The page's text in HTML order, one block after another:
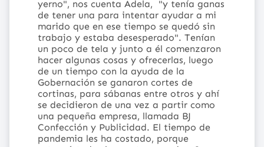
yerno", nos cuenta Adela, "y tenía ganas
de tener una para intentar ayudar a mi
marido que en ese tiempo se quedó sin
trabajo y estaba desesperado". Tenían
un poco de tela y junto a él comenzaron
hacer algunas cosas y ofrecerlas, luego
de un tiempo con la ayuda de la
Gobernación se ganaron cortes de
cortinas, para sábanas entre otros y ahí
se decidieron de una vez a partir como
una pequeña empresa, llamada BJ
Confección y Publicidad. El tiempo de
pandemia les ha costado, porque